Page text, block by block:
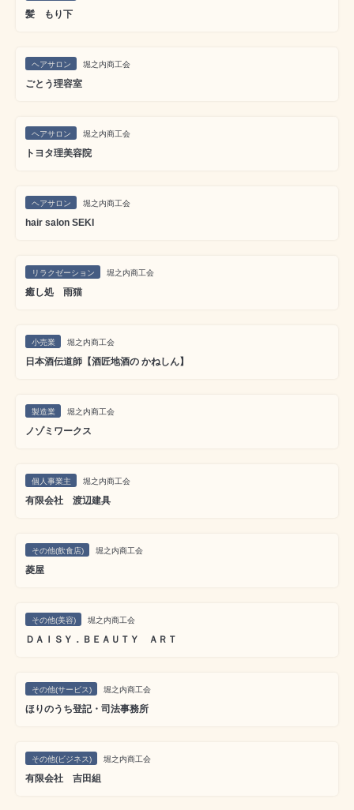
髪 もり下
ヘアサロン 堀之内商工会
ごとう理容室
ヘアサロン 堀之内商工会
トヨタ理美容院
ヘアサロン 堀之内商工会
hair salon SEKI
リラクゼーション 堀之内商工会
癒し処 雨猫
小売業 堀之内商工会
日本酒伝道師【酒匠地酒の かねしん】
製造業 堀之内商工会
ノゾミワークス
個人事業主 堀之内商工会
有限会社 渡辺建具
その他(飲食店) 堀之内商工会
菱屋
その他(美容) 堀之内商工会
ＤＡＩＳＹ．ＢＥＡＵＴＹ ＡＲＴ
その他(サービス) 堀之内商工会
ほりのうち登記・司法事務所
その他(ビジネス) 堀之内商工会
有限会社 吉田組